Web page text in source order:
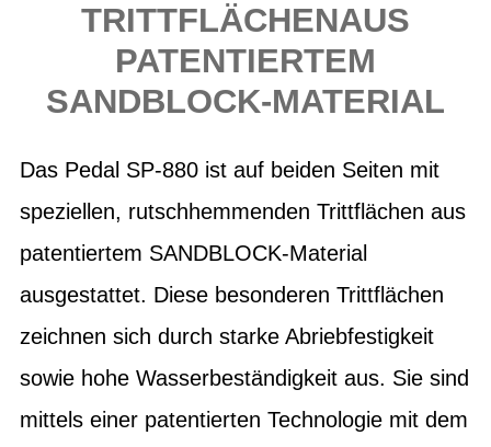
TRITTFLÄCHENAUS
PATENTIERTEM
SANDBLOCK-MATERIAL
Das Pedal SP-880 ist auf beiden Seiten mit
speziellen, rutschhemmenden Trittflächen aus
patentiertem SANDBLOCK-Material
ausgestattet. Diese besonderen Trittflächen
zeichnen sich durch starke Abriebfestigkeit
sowie hohe Wasserbeständigkeit aus. Sie sind
mittels einer patentierten Technologie mit dem